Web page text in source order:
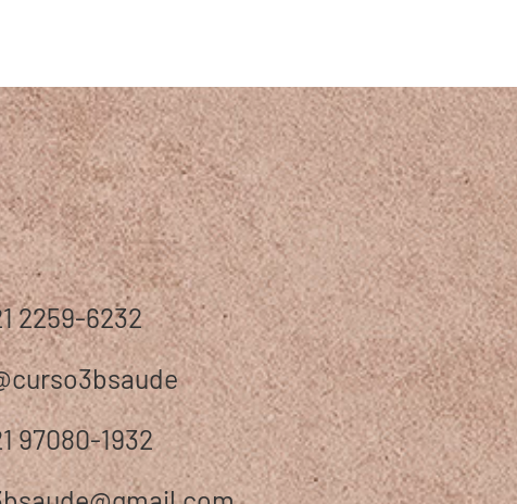
2259-6232
97080-1932